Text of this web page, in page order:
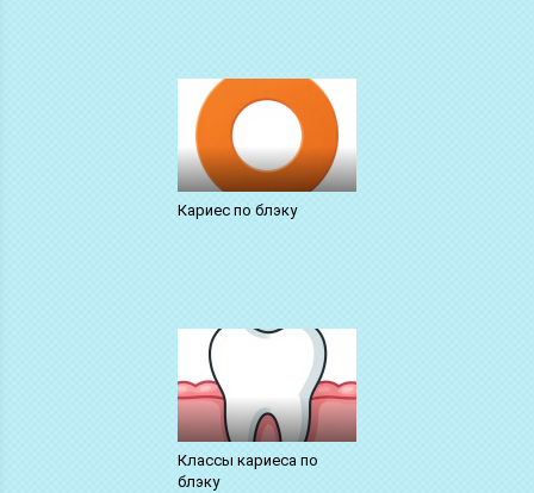
Кариес по блэку
Классы кариеса по
блэку